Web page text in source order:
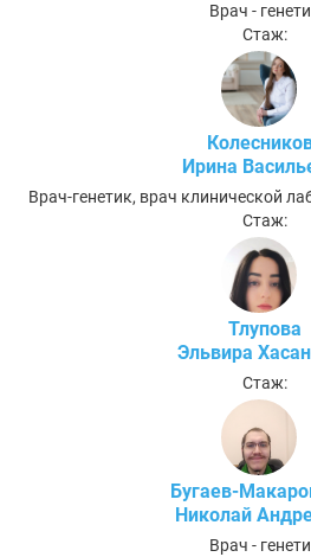
Врач -
Стаж:
Ирина
Врач-генетик, врач клинической
Стаж:
Тлупова
Эльвира
Стаж:
Бугаев-
Николай
Врач -